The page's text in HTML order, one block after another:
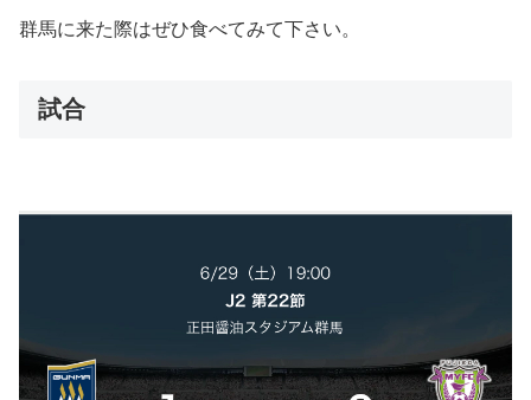
群馬に来た際はぜひ食べてみて下さい。
試合